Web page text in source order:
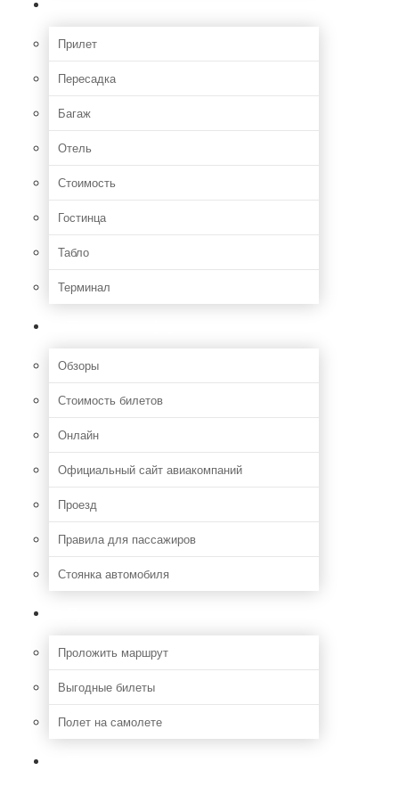
Прилет
Пересадка
Багаж
Отель
Стоимость
Гостинца
Табло
Терминал
Обзоры
Стоимость билетов
Онлайн
Официальный сайт авиакомпаний
Проезд
Правила для пассажиров
Стоянка автомобиля
Проложить маршрут
Выгодные билеты
Полет на самолете